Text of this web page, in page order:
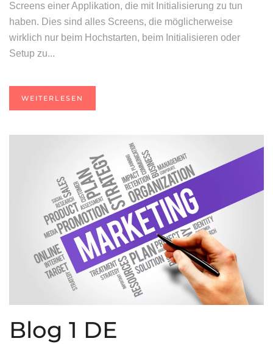
Screens einer Applikation, die mit Initialisierung zu tun
haben. Dies sind alles Screens, die möglicherweise
wirklich nur beim Hochstarten, beim Initialisieren oder
Setup zu...
WEITERLESEN
Blog 1 DE